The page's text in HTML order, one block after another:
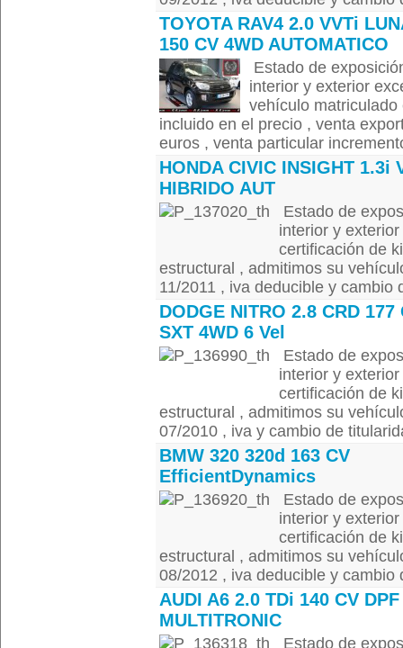
TOYOTA RAV4 2.0 VVTi
150 CV 4WD AUTOMATICO
Estado de
interior y exterior
vehículo
incluido en el precio , venta
euros , venta particular
HONDA CIVIC INSIGHT 1.3i
HIBRIDO AUT
Estado de
interior y
certificación de
estructural , admitimos su
11/2011 , iva deducible y cambio
DODGE NITRO 2.8 CRD 177
SXT 4WD 6 Vel
Estado de
interior y
certificación de
estructural , admitimos su
07/2010 , iva y cambio de
BMW 320 320d 163 CV
EfficientDynamics
Estado de
interior y
certificación de
estructural , admitimos su
08/2012 , iva deducible y cambio
AUDI A6 2.0 TDi 140 CV DPF
MULTITRONIC
Estado de